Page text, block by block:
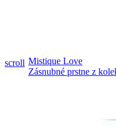
Mistique Love
Zásnubné prstne z
scroll